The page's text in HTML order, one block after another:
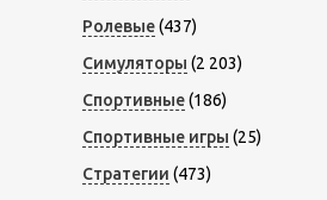
Ролевые(437)
Симуляторы (2 203)
Спортивные(186)
Спортивные игры (25)
Стратегии (473)